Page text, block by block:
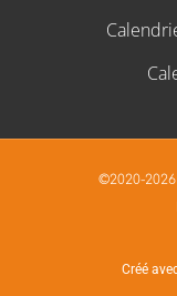
©2020-
Créé